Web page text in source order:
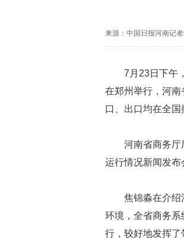
来源：中国日报河南记
7月23日下午
在郑州举行，河
口、出口均在全国
河南省商务厅
运行情况新闻发布
焦锦淼在介绍
环境，全省商务
行，较好地发挥